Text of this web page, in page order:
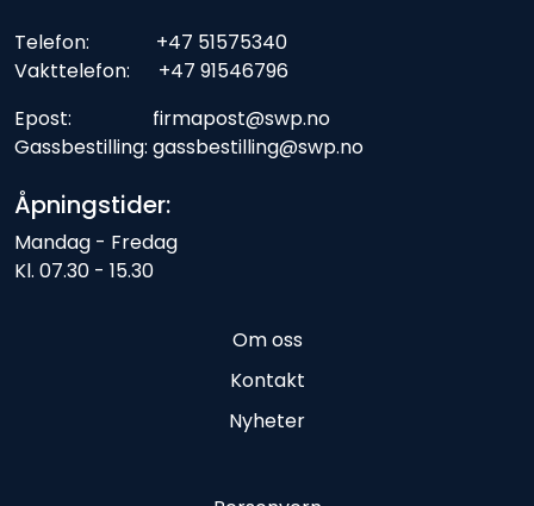
Telefon: +47 51575340
Vakttelefon: +47 91546796
Epost: firmapost@swp.no
Gassbestilling: gassbestilling@swp.no
Åpningstider:
Mandag - Fredag
Kl. 07.30 - 15.30
Om oss
Kontakt
Nyheter